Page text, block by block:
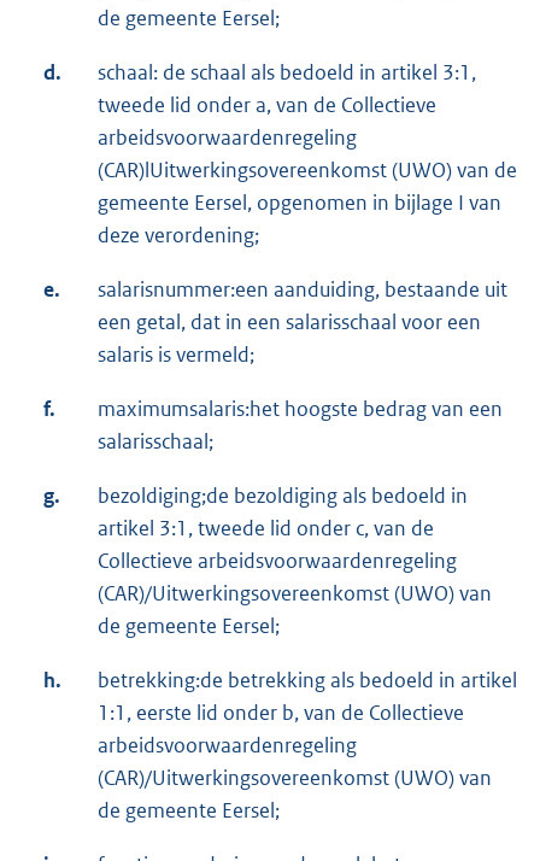
de gemeente Eersel;
d.
schaal: de schaal als bedoeld in artikel 3:1,
tweede lid onder a, van de Collectieve
arbeidsvoorwaardenregeling
(CAR)lUitwerkingsovereenkomst (UWO) van de
gemeente Eersel, opgenomen in bijlage I van
deze verordening;
e.
salarisnummer:een aanduiding, bestaande uit
een getal, dat in een salarisschaal voor een
salaris is vermeld;
f.
maximumsalaris:het hoogste bedrag van een
salarisschaal;
g.
bezoldiging;de bezoldiging als bedoeld in
artikel 3:1, tweede lid onder c, van de
Collectieve arbeidsvoorwaardenregeling
(CAR)/Uitwerkingsovereenkomst (UWO) van
de gemeente Eersel;
h.
betrekking:de betrekking als bedoeld in artikel
1:1, eerste lid onder b, van de Collectieve
arbeidsvoorwaardenregeling
(CAR)/Uitwerkingsovereenkomst (UWO) van
de gemeente Eersel;